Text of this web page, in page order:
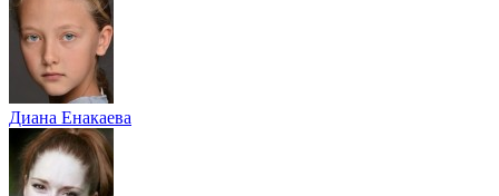
Диана Енакаева